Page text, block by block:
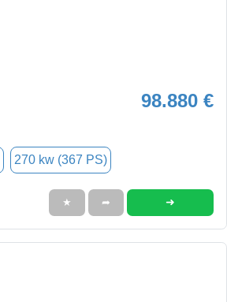
98.880 €
270 kw (367 PS)
★ ➦ ➜